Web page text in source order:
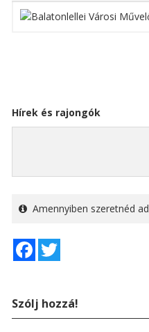
Hírek és rajongók
Amennyiben szeretnéd
Facebook
Szólj hozzá!